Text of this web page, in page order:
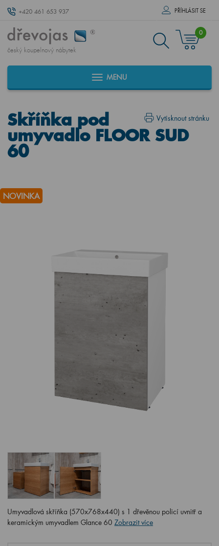
+420 461 653 937 PŘÍHLÁSIT SE
český koupelnový nábytek
0
MENU
Vytisknout stránku
Skříňka pod
umyvadlo FLOOR SUD
60
NOVINKA
Umyvadlová skříňka (570x768x440) s 1 dřevěnou policí uvnitř a
keramickým umyvadlem Glance 60 Zobrazit více